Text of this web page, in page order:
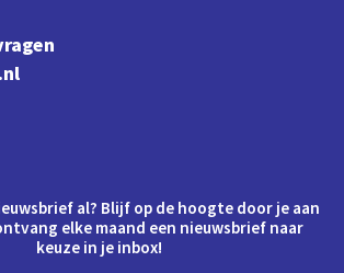
al? Blijf op de hoogte door je aan
elke maand een nieuwsbrief naar
keuze in je inbox!